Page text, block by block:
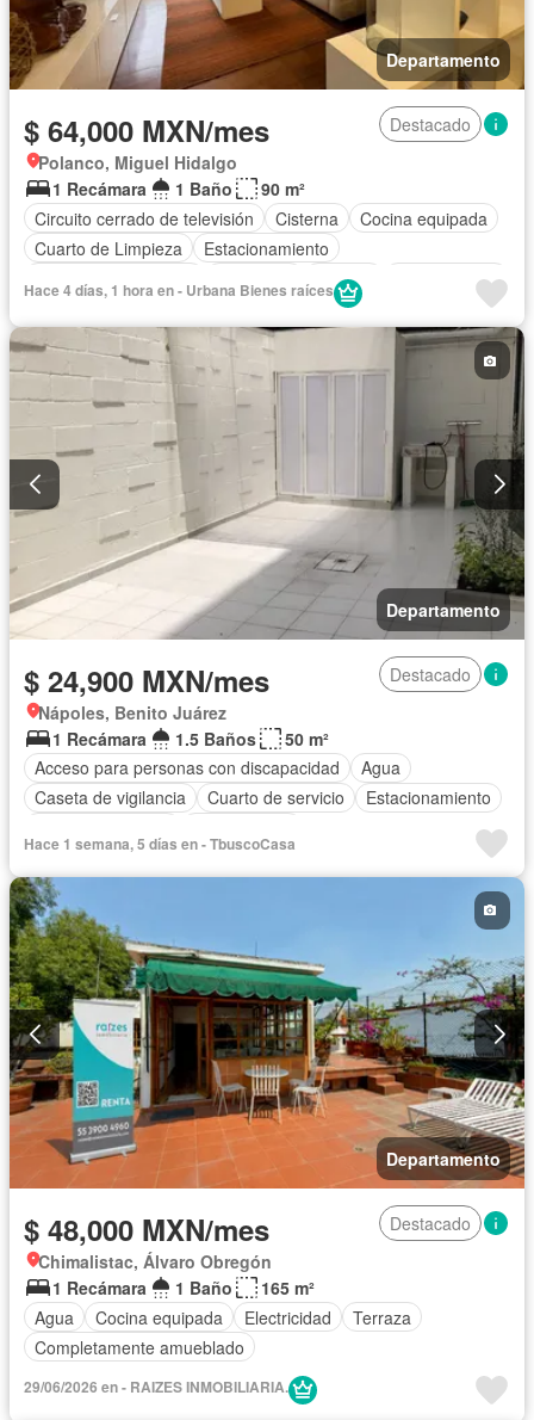
Departamento
$ 64,000 MXN/mes
Destacado
Polanco, Miguel Hidalgo
1 Recámara
1 Baño
90 m²
Circuito cerrado de televisión
Cisterna
Cocina equipada
Cuarto de Limpieza
Estacionamiento
Terraza
Zonas verdes
Hace 4 días, 1 hora en - Urbana Bienes raíces
Departamento
$ 24,900 MXN/mes
Destacado
Nápoles, Benito Juárez
1 Recámara
1.5 Baños
50 m²
Acceso para personas con discapacidad
Agua
Caseta de vigilancia
Cuarto de servicio
Estacionamiento
Hace 1 semana, 5 días en - TbuscoCasa
Departamento
$ 48,000 MXN/mes
Destacado
Chimalistac, Álvaro Obregón
1 Recámara
1 Baño
165 m²
Agua
Cocina equipada Electricidad
Terraza
Completamente amueblado
29/06/2026 en - RAIZES INMOBILIARIA.